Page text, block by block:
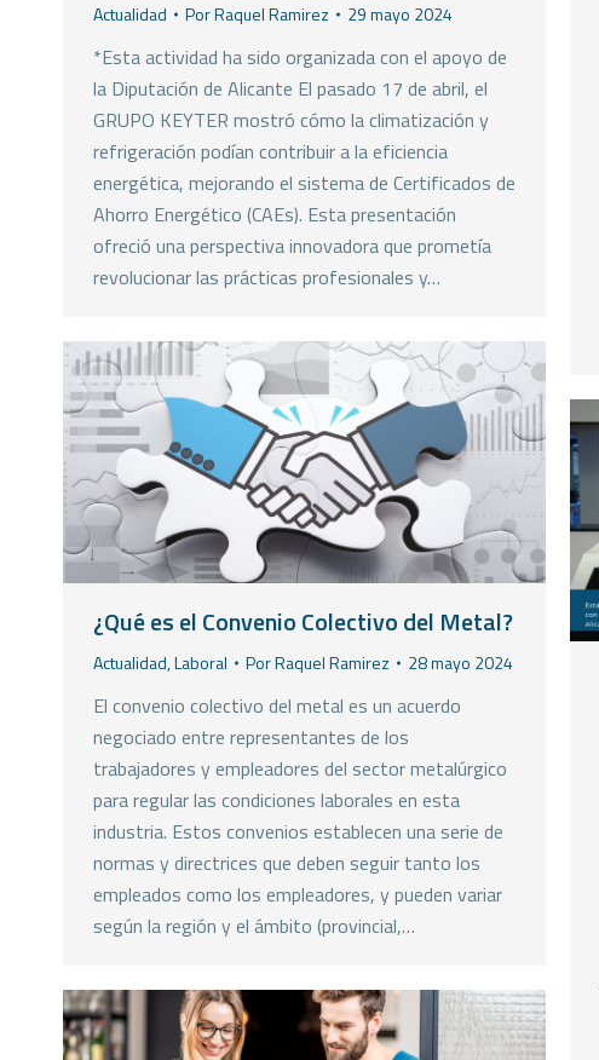
Actualidad PorRaquel Ramirez 29 mayo 2024
*Esta actividad ha sido organizada con el apoyo de
la Diputación de Alicante El pasado 17 de abril, el
GRUPO KEYTER mostró cómo la climatización y
refrigeración podían contribuir a la eficiencia
energética, mejorando el sistema de Certificados de
Ahorro Energético (CAEs). Esta presentación
ofreció una perspectiva innovadora que prometía
revolucionar las prácticas profesionales y…
¿Qué es el Convenio Colectivo del Metal?
Actualidad,Laboral PorRaquel Ramirez 28 mayo 2024
El convenio colectivo del metal es un acuerdo
negociado entre representantes de los
trabajadores y empleadores del sector metalúrgico
para regular las condiciones laborales en esta
industria. Estos convenios establecen una serie de
normas y directrices que deben seguir tanto los
empleados como los empleadores, y pueden variar
según la región y el ámbito (provincial,…